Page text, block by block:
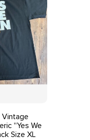
Vintage
''Yes We
Size XL